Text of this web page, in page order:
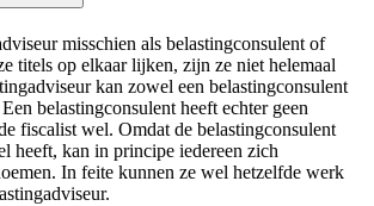
misschien als belastingconsulent of
titels op elkaar lijken, zijn ze niet helemaal
kan zowel een belastingconsulent
belastingconsulent heeft echter geen
fiscalist wel. Omdat de belastingconsulent
heeft, kan in principe iedereen zich
In feite kunnen ze wel hetzelfde werk